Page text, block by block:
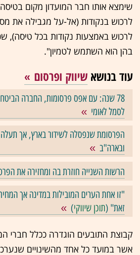
שימצא אותו חבר המועדון מקום
לרכוש בנקודות (אל-על מגבילה את
לרכוש באמצעות נקודות בכל טיסה),
בהן הוא השתמש לטמיון".
עוד בנושא שיווק ופרסום
78 שנה: עם אפס פרסומות, החברה
לסמל לאומי
הפרסומת שנפסלה לשידור בארץ, אך תעלה
ובארה"ב
הרשות השנייה חוזרת בה ומחזירה את
"זו אחת הערים המובילות במדינה אך
זאת" (תוכן שיווקי)
קבוצת התובעים הוגדרה ככלל חברי
אשר במועד כל אחד מהשינויים